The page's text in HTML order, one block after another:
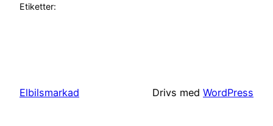
Etiketter:
Elbilsmarkad Drivs med WordPress